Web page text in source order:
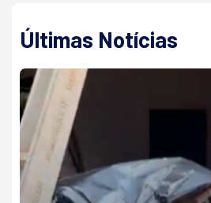
Últimas Notícias